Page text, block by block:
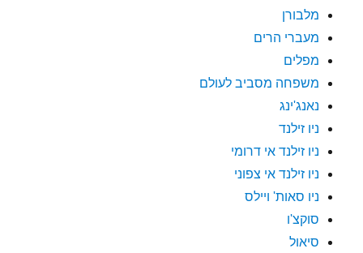
מלבורן
מעברי הרים
מפלים
משפחה מסביב לעולם
נאנג'ינג
ניו זילנד
ניו זילנד אי דרומי
ניו זילנד אי צפוני
ניו סאות' ויילס
סוקצ'ו
סיאול